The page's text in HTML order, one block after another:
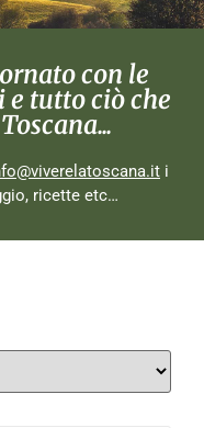
con le
tutto ciò che
i
ricette etc…